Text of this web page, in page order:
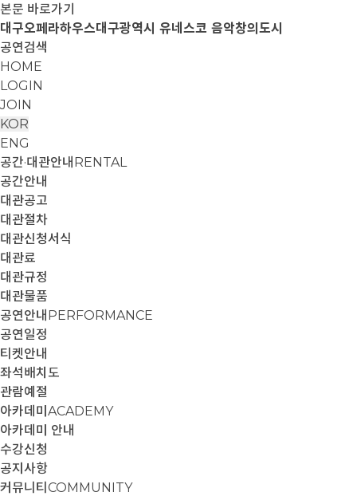
본문 바로가기
대구오페라하우스대구광역시 유네스코 음악창의도시
공연검색
HOME
LOGIN
JOIN
KOR
ENG
공간·대관안내 RENTAL
공간안내
대관공고
대관절차
대관신청서식
대관료
대관규정
대관물품
공연안내 PERFORMANCE
공연일정
티켓안내
좌석배치도
관람예절
아카데미 ACADEMY
아카데미 안내
수강신청
공지사항
커뮤니티 COMMUNITY